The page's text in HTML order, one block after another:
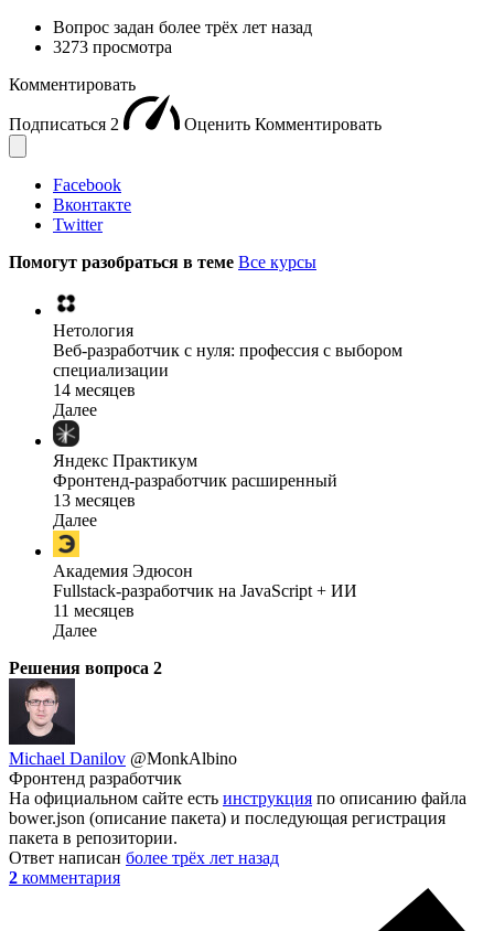
Вопрос задан более трёх лет назад
3273 просмотра
Комментировать
Подписаться 2 Оценить Комментировать
Facebook
Вконтакте
Twitter
Помогут разобраться в теме Все курсы
Нетология
Веб-разработчик с нуля: профессия с выбором
специализации
14 месяцев
Далее
Яндекс Практикум
Фронтенд-разработчик расширенный
13 месяцев
Далее
Академия Эдюсон
Fullstack-разработчик на JavaScript + ИИ
11 месяцев
Далее
Решения вопроса 2
Michael Danilov @MonkAlbino
Фронтенд разработчик
На официальном сайте есть инструкция по описанию файла
bower.json (описание пакета) и последующая регистрация
пакета в репозитории.
Ответ написан более трёх лет назад
2 комментария